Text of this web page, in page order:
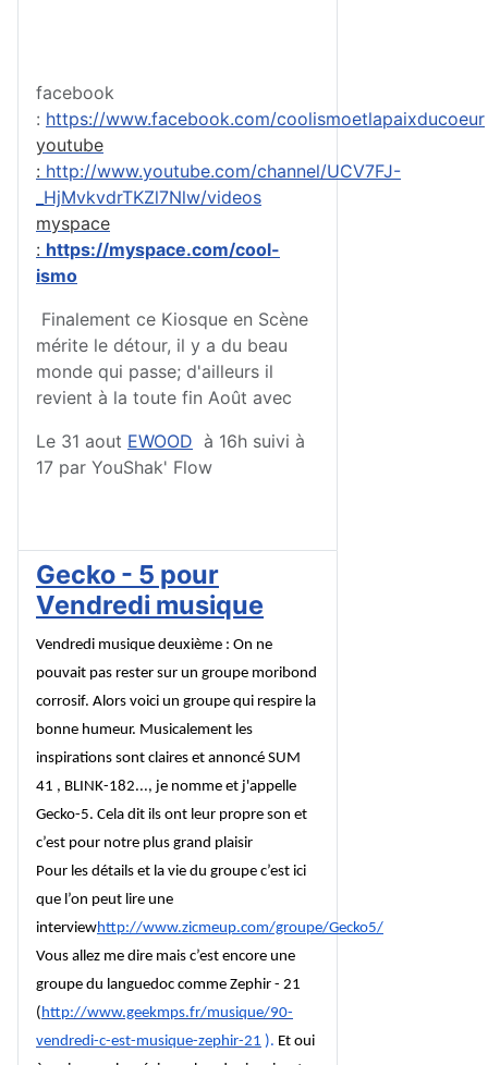
facebook
: https://www.facebook.com/coolismoetlapaixducoeur
youtube
: http://www.youtube.com/channel/UCV7FJ-
_HjMvkvdrTKZl7Nlw/videos
myspace
: https://myspace.com/cool-
ismo
Finalement ce Kiosque en Scène
mérite le détour, il y a du beau
monde qui passe; d'ailleurs il
revient à la toute fin Août avec
Le 31 aout EWOOD à 16h suivi à
17 par YouShak' Flow
Gecko - 5 pour
Vendredi musique
Vendredi musique deuxième : On ne
pouvait pas rester sur un groupe moribond
corrosif. Alors voici un groupe qui respire la
bonne humeur. Musicalement les
inspirations sont claires et annoncé SUM
41 , BLINK-182..., je nomme et j'appelle
Gecko-5. Cela dit ils ont leur propre son et
c’est pour notre plus grand plaisir
Pour les détails et la vie du groupe c’est ici
que l’on peut lire une
interviewhttp://www.zicmeup.com/groupe/Gecko5/
Vous allez me dire mais c’est encore une
groupe du languedoc comme Zephir - 21
(http://www.geekmps.fr/musique/90-
vendredi-c-est-musique-zephir-21 ). Et oui